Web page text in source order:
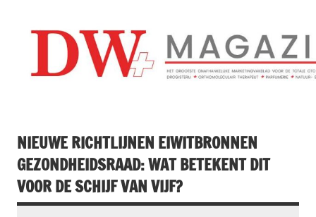
inhoud
NIEUWE RICHTLIJNEN EIWITBRONNEN
GEZONDHEIDSRAAD: WAT BETEKENT DIT
VOOR DE SCHIJF VAN VIJF?